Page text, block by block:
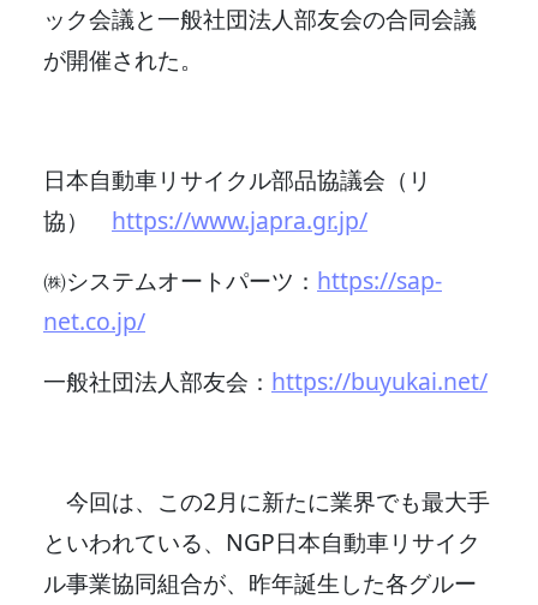
ック会議と一般社団法人部友会の合同会議
が開催された。
日本自動車リサイクル部品協議会（リ
協） https://www.japra.gr.jp/
㈱システムオートパーツ： https://sap-
net.co.jp/
一般社団法人部友会： https://buyukai.net/
今回は、この2月に新たに業界でも最大手
といわれている、NGP日本自動車リサイク
ル事業協同組合が、昨年誕生した各グルー